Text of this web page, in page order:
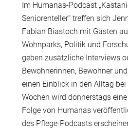
Im Humanas-Podcast
Seniorenteller“ treffen sich
Fabian Biastoch mit Gästen
Wohnparks, Politik und
geben zusätzliche Interviews
Bewohnerinnen, Bewohner
einen Einblick in den Alltag
Wochen wird donnerstags
Folge von Humanas
des Pflege-Podcasts